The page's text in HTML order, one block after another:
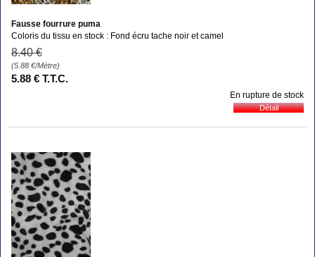
Fausse fourrure puma
Coloris du tissu en stock : Fond écru tache noir et camel
8.40 €
(5.88 €/Mètre)
5.88 € T.T.C.
En rupture de stock